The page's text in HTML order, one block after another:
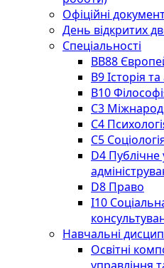
Офіційні
День відкритих
Спеціальності
BВ88
B9 Історія
B10
C3
C4
С5
D4 Публічне
D8 Право
I10
Навчальні
Освітні